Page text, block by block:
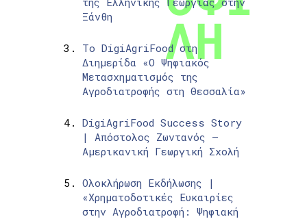
Ξάνθη
Το DigiAgriFood στη
Διημερίδα «Ο Ψηφιακός
Μετασχηματισμός της
Αγροδιατροφής στη Θεσσαλία»
DigiAgriFood Success Story
| Απόστολος Ζωντανός –
Αμερικανική Γεωργική Σχολή
Ολοκλήρωση Εκδήλωσης |
«Χρηματοδοτικές Ευκαιρίες
στην Αγροδιατροφή: Ψηφιακή